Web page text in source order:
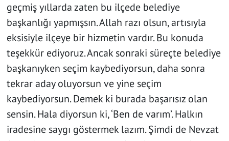
geçmiş yıllarda zaten bu ilçede belediye
başkanlığı yapmışsın. Allah razı olsun, artısıyla
eksisiyle ilçeye bir hizmetin vardır. Bu konuda
teşekkür ediyoruz. Ancak sonraki süreçte belediye
başkanıyken seçim kaybediyorsun, daha sonra
tekrar aday oluyorsun ve yine seçim
kaybediyorsun. Demek ki burada başarısız olan
sensin. Hala diyorsun ki, ‘Ben de varım’. Halkın
iradesine saygı göstermek lazım. Şimdi de Nevzat